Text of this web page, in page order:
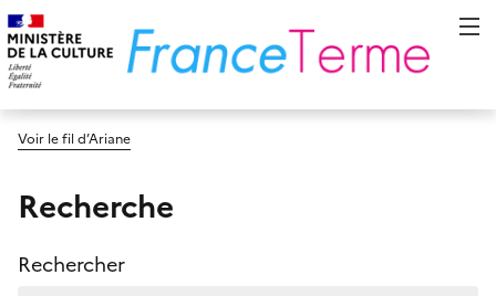
Voir le fil d’Ariane
Recherche
Rechercher